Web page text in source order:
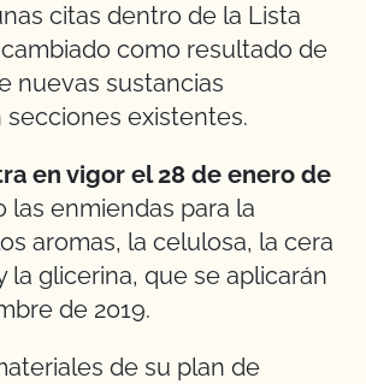
citas dentro de la Lista
como resultado de
nuevas sustancias
secciones existentes.
en vigor el 28 de enero de
las enmiendas para la
aromas, la celulosa, la cera
la glicerina, que se aplicarán
de 2019.
de su plan de